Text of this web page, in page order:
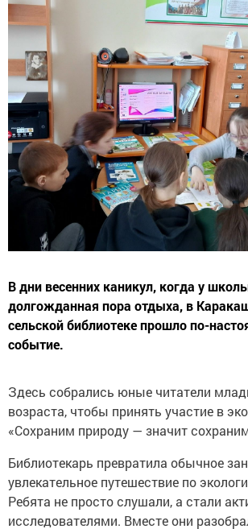
В дни весенних каникул, когда у
долгожданная пора отдыха, в
сельской библиотеке прошло по-
событие.
Здесь собрались юные читатели
возраста, чтобы принять участие в
«Сохраним природу — значит
Библиотекарь превратила обычное
увлекательное путешествие по
Ребята не просто слушали, а стали
исследователями. Вместе они